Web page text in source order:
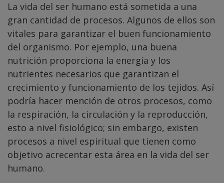
La vida del ser humano está sometida a una
gran cantidad de procesos. Algunos de ellos son
vitales para garantizar el buen funcionamiento
del organismo. Por ejemplo, una buena
nutrición proporciona la energía y los
nutrientes necesarios que garantizan el
crecimiento y funcionamiento de los tejidos. Así
podría hacer mención de otros procesos, como
la respiración, la circulación y la reproducción,
esto a nivel fisiológico; sin embargo, existen
procesos a nivel espiritual que tienen como
objetivo acrecentar esta área en la vida del ser
humano.